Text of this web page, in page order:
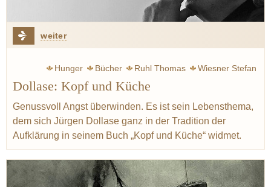
weiter
Hunger Bücher Ruhl Thomas
Wiesner Stefan
Menchon Eric
Wissler Joachim
Mäeutik
Aufklärung Bretagne Normandie
Dollase: Kopf und Küche
Genussvoll Angst überwinden. Es ist sein Lebensthema,
dem sich Jürgen Dollase ganz in der Tradition der
Aufklärung in seinem Buch „Kopf und Küche“ widmet.